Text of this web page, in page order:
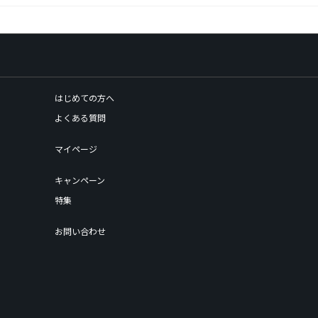
はじめての方へ
よくある質問
マイページ
キャンペーン
特集
お問い合わせ